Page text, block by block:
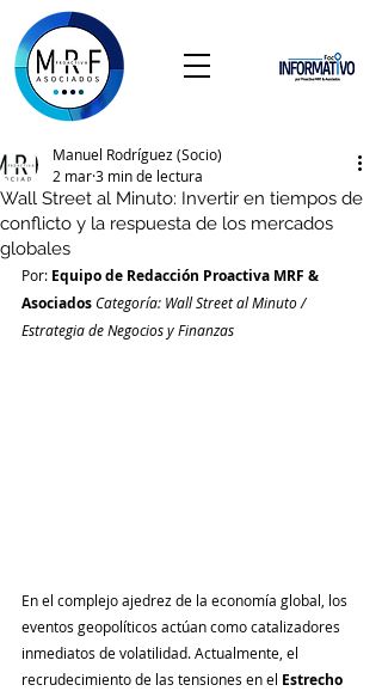
Wall Street al Minuto: Invertir en tiempos de
conflicto y la respuesta de los mercados
globales
Manuel Rodríguez (Socio)
2 mar3 min de lectura
Por: Equipo de Redacción Proactiva MRF &
AsociadosCategoría: Wall Street al Minuto /
Estrategia de Negocios y Finanzas
En el complejo ajedrez de la economía global, los
eventos geopolíticos actúan como catalizadores
inmediatos de volatilidad. Actualmente, el
recrudecimiento de las tensiones en el Estrecho